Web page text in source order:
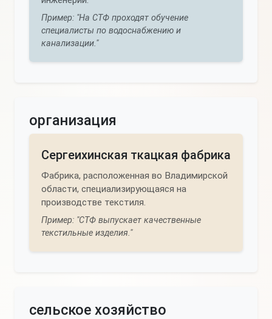
Пример: "На СТФ проходят обучение
специалисты по водоснабжению и
канализации."
организация
Сергеихинская ткацкая фабрика
Фабрика, расположенная во Владимирской
области, специализирующаяся на
производстве текстиля.
Пример: "СТФ выпускает качественные
текстильные изделия."
сельское хозяйство